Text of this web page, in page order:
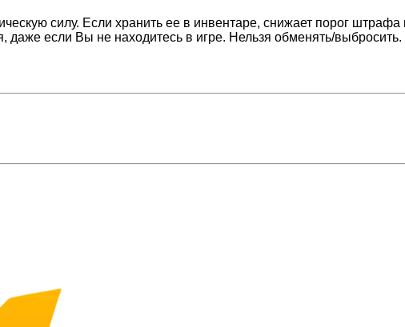
силу. Если хранить ее в инвентаре, снижает порог
даже если Вы не находитесь в игре. Нельзя обменять/выбросить.